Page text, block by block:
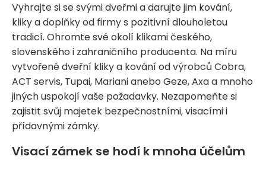
Vyhrajte si se svými dveřmi a darujte jim kování,
kliky a doplňky od firmy s pozitivní dlouholetou
tradicí. Ohromte své okolí klikami českého,
slovenského i zahraničního producenta. Na míru
vytvořené dveřní kliky a kování od výrobců Cobra,
ACT servis, Tupai, Mariani anebo Geze, Axa a mnoho
jiných uspokojí vaše požadavky. Nezapomeňte si
zajistit svůj majetek bezpečnostními, visacími i
přídavnými zámky.
Visací zámek se hodí k mnoha účelům